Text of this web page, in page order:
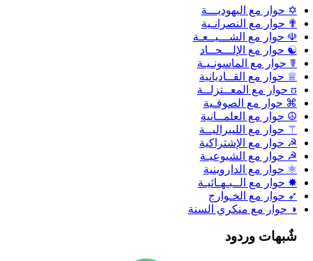
✡ حوار مع اليهوديـــة
✟ حوار مع النصرانـية
☫ حوار مع الشـــيــعـة
☯ حوار مع الإلـــحــاد
☤ حوار مع الماسونـيـة
♕ حوار مع القــاديانية
ʊ حوار مع المعــتزلــة
⌘ حوار مع الصوفـية
☮ حوار مع العلمــانية
⚚ حوار مع الليبراليــة
☭ حوار مع الإشتراكية
☭ حوار مع الشيوعيـة
⚛ حوار مع الداروينية
✸ حوار مع الــبـهـائيـة
➶ حوار مع الخـوارج
◑ حوار مع منكري السنة
شٌبهات وردود